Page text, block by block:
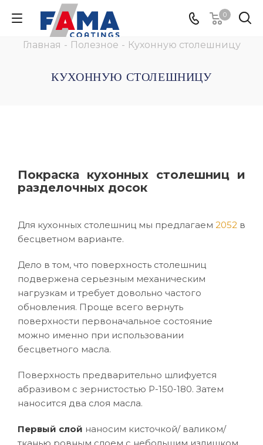
0
Главная - Полезное - Кухонную столешницу
КУХОННУЮ СТОЛЕШНИЦУ
Покраска кухонных столешниц и
разделочных досок
Для кухонных столешниц мы предлагаем 2052 в
бесцветном варианте.
Дело в том, что поверхность столешниц
подвержена серьезным механическим
нагрузкам и требует довольно частого
обновления. Проще всего вернуть
поверхности первоначальное состояние
можно именно при использовании
бесцветного масла.
Поверхность предварительно шлифуется
абразивом с зернистостью Р-150-180. Затем
наносится два слоя масла.
Первый слой наносим кисточкой/ валиком/